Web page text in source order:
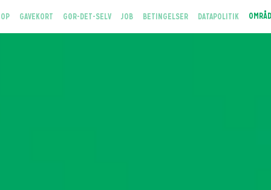
(CURRENT)
GAVEKORT GØR-DET-SELV JOB BETINGELSER DATAPOLITIK